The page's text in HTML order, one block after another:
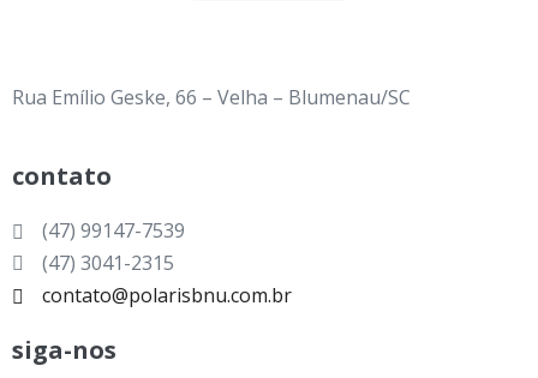
Rua Emílio Geske, 66 – Velha – Blumenau/SC
contato
(47) 99147-7539
(47) 3041-2315
contato@polarisbnu.com.br
siga-nos